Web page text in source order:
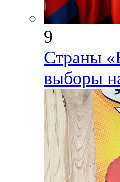
9
Страны
выборы